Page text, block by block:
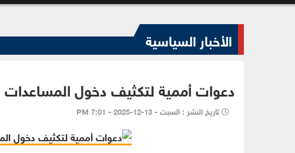
الأخبار السياسية
دعوات أممية لتكثيف دخول المساعدات
تاريخ النشر : السبت - 13-12-2025 - 7:01 PM